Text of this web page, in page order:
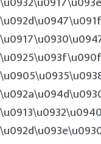
\u092d\u0947\u091f